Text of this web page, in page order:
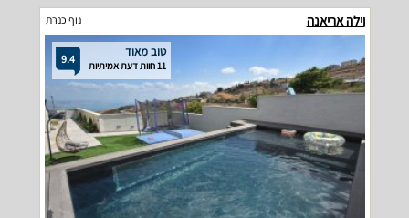
וילה אריאנה נוף כנרת
9.4 טוב מאוד
11 חוות דעת אמיתיות